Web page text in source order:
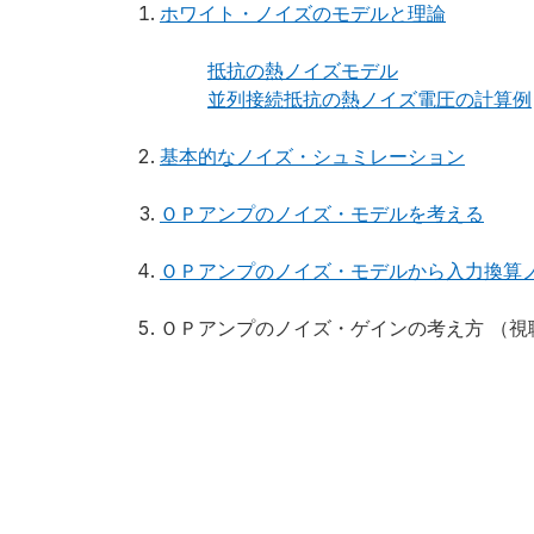
ホワイト・ノイズのモデルと理論
抵抗の熱ノイズモデル
並列接続抵抗の熱ノイズ電圧の計算例
基本的なノイズ・シュミレーション
ＯＰアンプのノイズ・モデルを考える
ＯＰアンプのノイズ・モデルから入力換算
ＯＰアンプのノイズ・ゲインの考え方 （視